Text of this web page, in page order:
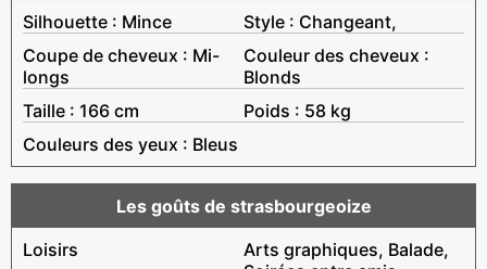
Silhouette : Mince
Style : Changeant,
Coupe de cheveux : Mi-
longs
Couleur des cheveux :
Blonds
Taille : 166 cm
Poids : 58 kg
Couleurs des yeux : Bleus
Les goûts de strasbourgeoize
Loisirs
Arts graphiques, Balade,